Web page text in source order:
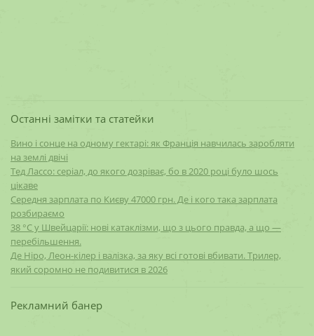
Останні замітки та статейки
Вино і сонце на одному гектарі: як Франція навчилась заробляти
на землі двічі
Тед Лассо: серіал, до якого дозріває, бо в 2020 році було шось
цікаве
Середня зарплата по Києву 47000 грн. Де і кого така зарплата
розбираємо
38 °C у Швейцарії: нові катаклізми, що з цього правда, а що —
перебільшення.
Де Ніро, Леон-кілер і валізка, за яку всі готові вбивати. Трилер,
який соромно не подивитися в 2026
Рекламний банер